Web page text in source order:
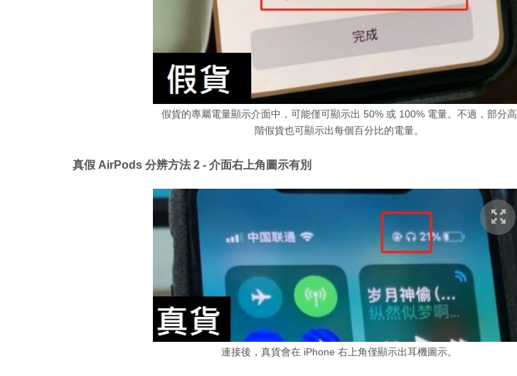
假貨的專屬電量顯示介面中，可能僅可顯示出 50% 或 100% 電量。不過，部分高
階假貨也可顯示出每個百分比的電量。
真假 AirPods 分辨方法 2 - 介面右上角圖示有別
連接後，真貨會在 iPhone 右上角僅顯示出耳機圖示。